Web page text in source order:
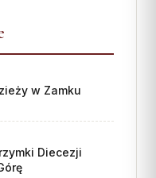
w Zamku
Diecezji